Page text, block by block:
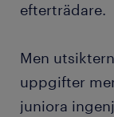
efterträdare.
Men
uppgifter
juniora